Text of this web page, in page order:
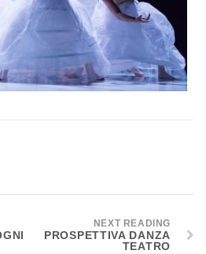
NEXT READING
PROSPETTIVA DANZA
TEATRO